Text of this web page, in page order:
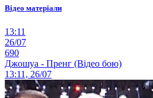
Відео матеріали
13:11
26/07
690
Джошуа - Пренг (Відео бою)
13:11, 26/07